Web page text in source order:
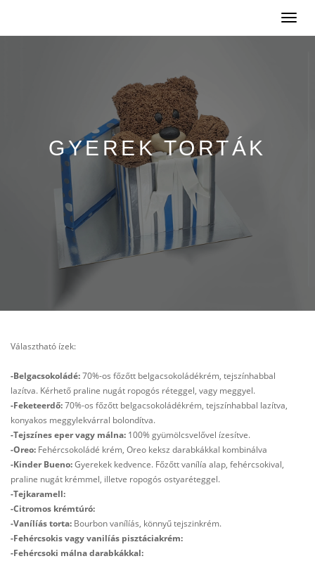
Toggle
GYEREK TORTÁK
Választható ízek:
-Belgacsokoládé:70%-os főzőtt belgacsokoládékrém, tejszínhabbal
lazítva. Kérhető praline nugát ropogós réteggel, vagy meggyel.
-Feketeerdő:70%-os főzőtt belgacsokoládékrém, tejszínhabbal lazítva,
konyakos meggylekvárral bolondítva.
-Tejszínes eper vagy málna: 100% gyümölcsvelővel ízesítve.
-Oreo: Fehércsokoládé krém, Oreo keksz darabkákkal kombinálva
-Kinder Bueno:Gyerekek kedvence. Főzőtt vanílía alap, fehércsokival,
praline nugát krémmel, illetve ropogós ostyaréteggel.
-Tejkaramell:
-Citromos krémtúró:
-Vanílíás torta: Bourbon vanílíás, könnyű tejszinkrém.
-Fehércsokis vagy vanilíás pisztáciakrém:
-Fehércsoki málna darabkákkal: